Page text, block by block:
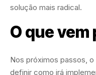
solução mais radical.
O que vem
Nos próximos passos,
definir como irá